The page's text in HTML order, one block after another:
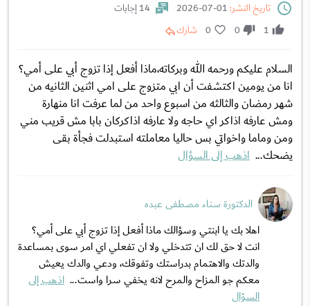
تاريخ النشر:
14 إجابات
1
0
0 شارك
السلام عليكم ورحمه الله وبركاته،ماذا أفعل إذا تزوج أبي على أمي؟
انا من يومين اكتشفت أن ابي متزوج على امي اثنين الثانيه من
شهر رمضان والثالثه من اسبوع واحد من لما عرفت انا منهارة
ومش عارفه اذاكر اي حاجه ولا عارفه اذاكركان بابا مش قريب مني
ومن وماما واخواتي بس حاليا معاملته استبدلت فجأة بقى
يضحك... اذهب إلى السؤال
الدكتورة سناء مصطفى عبده
اهلا بك يا ابنتي وسؤالك ماذا أفعل إذا تزوج أبي على أمي؟
انت لا حق لك ان تتدخلي ولا ان تفعلي اي امر سوى بمساعدة
والدتك والاهتمام بدراستك وتفوقك، ودعي والدك يعيش
معكم جو المزاح والمرح لانه يخفي سرا واست... اذهب إلى
السؤال